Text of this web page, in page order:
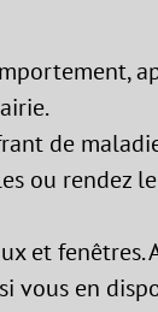
de
ou rendez
et fenêtres.
en